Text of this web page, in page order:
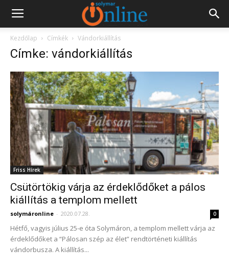
Kezdőlap Címkék Vándorkiállítás
Címke: vándorkiállítás
Friss Hírek
Csütörtökig várja az érdeklődőket a pálos
kiállítás a templom mellett
solymáronline - 2020.07.28. 0
Hétfő, vagyis július 25-e óta Solymáron, a templom mellett várja az
érdeklődőket a “Pálosan szép az élet” rendtörténeti kiállítás
vándorbusza. A kiállítás...